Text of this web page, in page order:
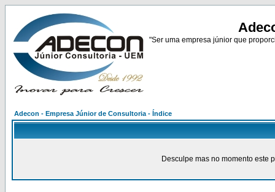
"Ser uma empresa júnior que
Adecon - Empresa Júnior de Consultoria - Índice
Desculpe mas no momento este